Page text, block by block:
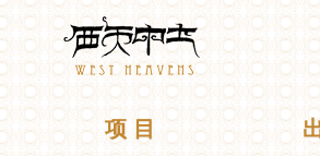
跳
转
到
主
要
内
项 目